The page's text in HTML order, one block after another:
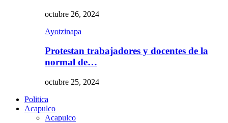
octubre 26, 2024
Ayotzinapa
Protestan trabajadores y docentes de la
normal de…
octubre 25, 2024
Politica
Acapulco
Acapulco